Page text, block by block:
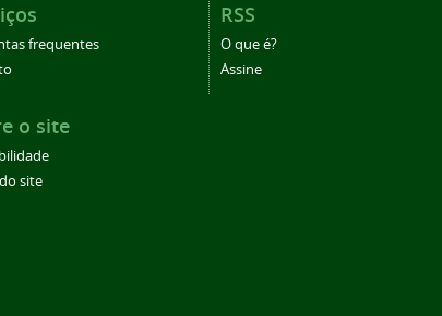
frequentes
RSS
O que é?
Assine
o site
site